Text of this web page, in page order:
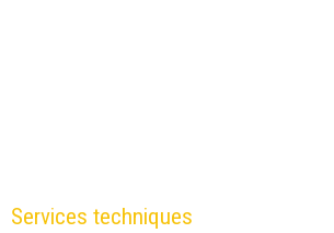
Services techniques